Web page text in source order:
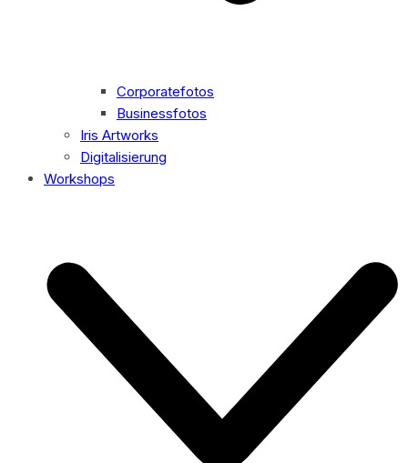
Corporatefotos
Businessfotos
Iris Artworks
Digitalisierung
Workshops